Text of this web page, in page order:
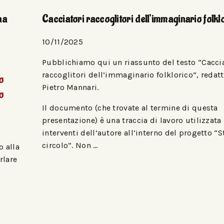
alla
Cacciatori raccoglitori dell’immaginario
10/11/2025
Pubblichiamo qui un riassunto del testo
raccoglitori dell’immaginario folklorico”,
Pietro Mannari.
Il documento (che trovate al termine di questa
presentazione) è una traccia di lavoro
interventi dell’autore all’interno del progetto
circolo”. Non …